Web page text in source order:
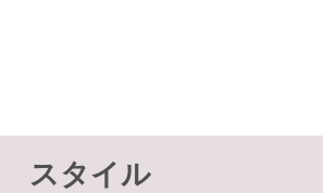
スタイル